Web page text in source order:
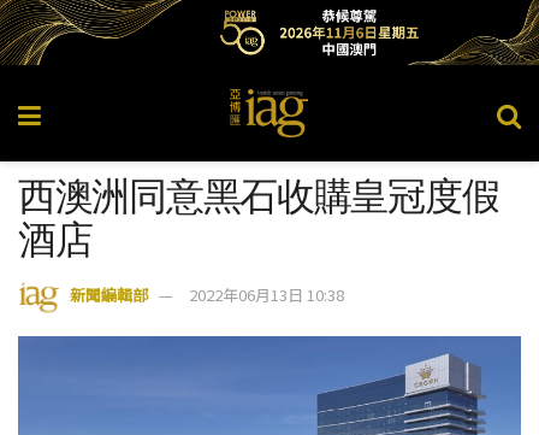
西澳洲同意黑石收購皇冠度假
酒店
新聞編輯部 2022年06月13日 10:38